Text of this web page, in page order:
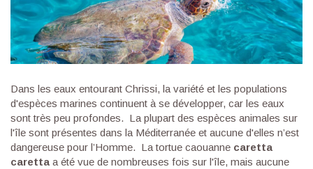
​Dans les eaux entourant Chrissi, la variété et les populations
d'espèces marines continuent à se développer, car les eaux
sont très peu profondes. La plupart des espèces animales sur
l'île sont présentes dans la Méditerranée et aucune d'elles n’est
dangereuse pour l’Homme. La tortue caouanne caretta
caretta a été vue de nombreuses fois sur l'île, mais aucune